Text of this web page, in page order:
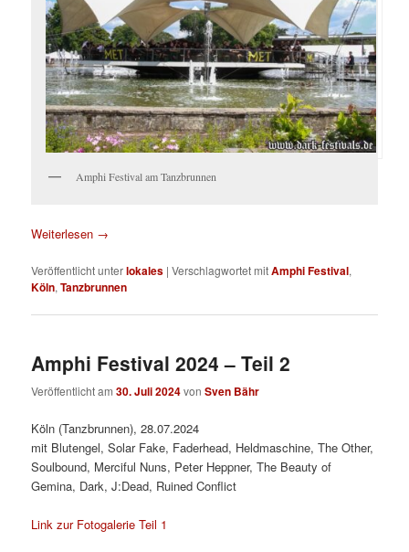
Amphi Festival am Tanzbrunnen
Weiterlesen →
Veröffentlicht unterlokales |Verschlagwortet mitAmphi Festival,
Köln,Tanzbrunnen
Amphi Festival 2024 – Teil 2
Veröffentlicht am30. Juli 2024vonSven Bähr
Köln (Tanzbrunnen), 28.07.2024
mit Blutengel, Solar Fake, Faderhead, Heldmaschine, The Other,
Soulbound, Merciful Nuns, Peter Heppner, The Beauty of
Gemina, Dark, J:Dead, Ruined Conflict
Link zur Fotogalerie Teil 1